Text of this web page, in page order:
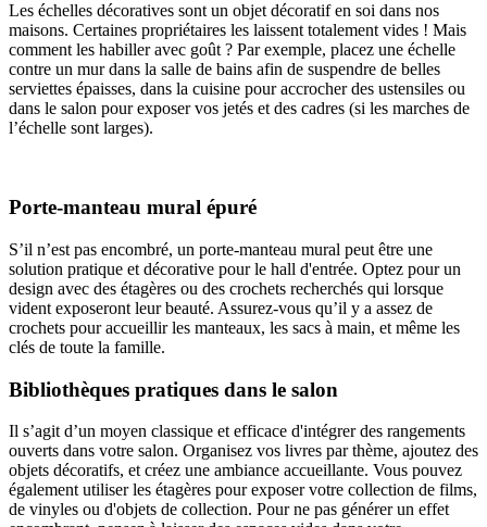
Les échelles décoratives sont un objet décoratif en soi dans nos
maisons. Certaines propriétaires les laissent totalement vides ! Mais
comment les habiller avec goût ? Par exemple, placez une échelle
contre un mur dans la salle de bains afin de suspendre de belles
serviettes épaisses, dans la cuisine pour accrocher des ustensiles ou
dans le salon pour exposer vos jetés et des cadres (si les marches de
l’échelle sont larges).
Porte-manteau mural épuré
S’il n’est pas encombré, un porte-manteau mural peut être une
solution pratique et décorative pour le hall d'entrée. Optez pour un
design avec des étagères ou des crochets recherchés qui lorsque
vident exposeront leur beauté. Assurez-vous qu’il y a assez de
crochets pour accueillir les manteaux, les sacs à main, et même les
clés de toute la famille.
Bibliothèques pratiques dans le salon
Il s’agit d’un moyen classique et efficace d'intégrer des rangements
ouverts dans votre salon. Organisez vos livres par thème, ajoutez des
objets décoratifs, et créez une ambiance accueillante. Vous pouvez
également utiliser les étagères pour exposer votre collection de films,
de vinyles ou d'objets de collection. Pour ne pas générer un effet